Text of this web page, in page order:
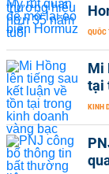
QUỐC
Mi
tại
KINH